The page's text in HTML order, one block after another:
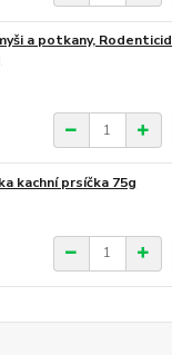
a potkany, Rodenticid
kachní prsíčka 75g